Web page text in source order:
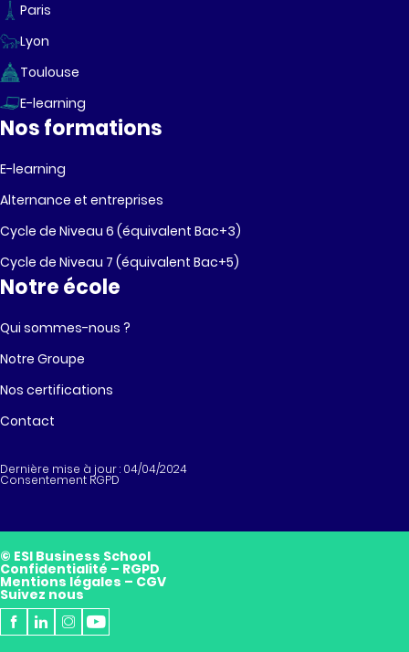
Paris
Lyon
Toulouse
E-learning
Nos formations
E-learning
Alternance et entreprises
Cycle de Niveau 6 (équivalent Bac+3)
Cycle de Niveau 7 (équivalent Bac+5)
Notre école
Qui sommes-nous ?
Notre Groupe
Nos certifications
Contact
Dernière mise à jour : 04/04/2024
Consentement RGPD
© ESI Business School
Confidentialité – RGPD
Mentions légales – CGV
Suivez nous